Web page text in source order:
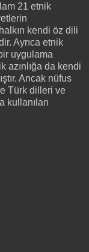
21 etnik
kendi öz dili
Ayrıca etnik
uygulama
azınlığa da kendi
Ancak nüfus
Türk dilleri ve
kullanılan